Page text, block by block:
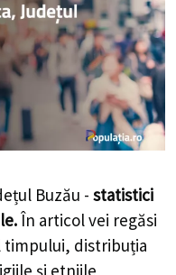
Buzău - statistici
În articol vei regăsi
timpului, distribuția
și etniile